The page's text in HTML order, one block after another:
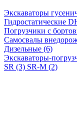
Экскаваторы
Гидростатические
Погрузчики с
Самосвалы
Дизельные (6)
Экскаваторы-
SR (3) SR-M (2)